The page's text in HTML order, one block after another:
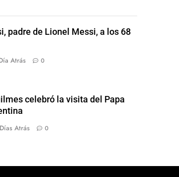
padre de Lionel Messi, a los 68
Atrás 0
celebró la visita del Papa
Atrás 0